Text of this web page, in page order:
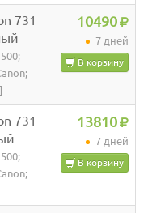
731
10490
7 дней
В корзину
731
13810
7 дней
В корзину